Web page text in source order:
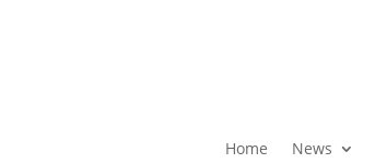
Home News